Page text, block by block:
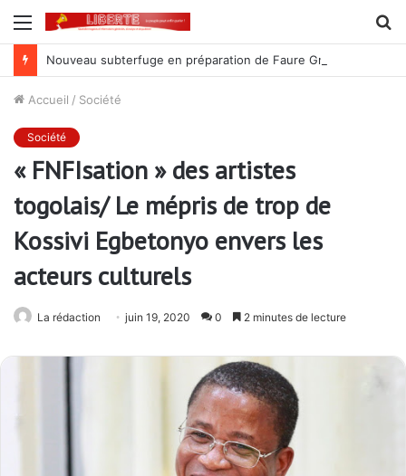
Menu
Accueil / Société
Société
« FNFIsation » des artistes
togolais/ Le mépris de trop de
Kossivi Egbetonyo envers les
acteurs culturels
La rédaction juin 19, 2020 0 2 minutes de lecture